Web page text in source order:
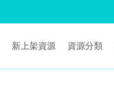
新上架資源 資源分類